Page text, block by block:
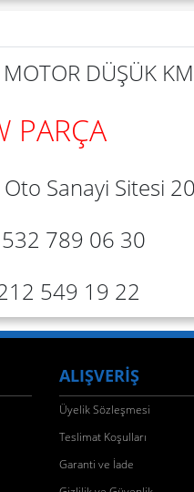
DÜŞÜK
PARÇA
Oto Sanayi Sitesi
532 789 06 30
549 19 22
ALIŞVERİŞ
Üyelik Sözleşmesi
Teslimat Koşulları
Garanti ve İade